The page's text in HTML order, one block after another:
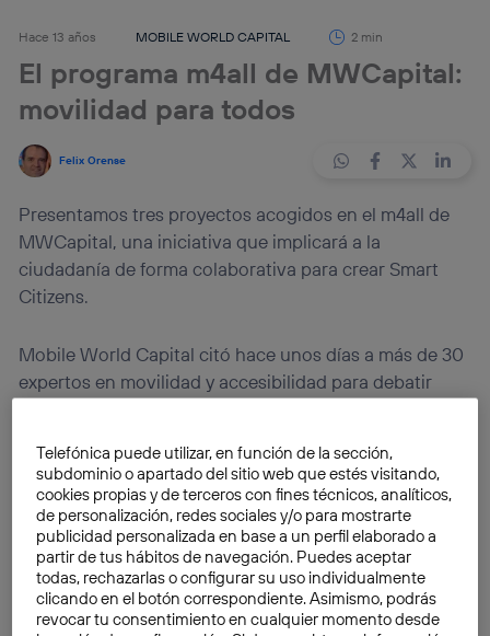
Hace 13 años MOBILE WORLD CAPITAL 2 min
El programa m4all de MWCapital:
movilidad para todos
Felix Orense
Presentamos tres proyectos acogidos en el m4all de
MWCapital, una iniciativa que implicará a la
ciudadanía de forma colaborativa para crear Smart
Citizens.
Mobile World Capital citó hace unos días a más de 30
expertos en movilidad y accesibilidad para debatir
necesidades y demandas del sector. El objetivo es la
normalización y no discriminación tecnológica, así
como facilitar la igualdad de oportunidades, creando
diseños accesibles en origen. El evento ha sido la
primera muestra abierta del centro de competencias
m4all de MWCapital, dirigido porLluís Miret, y que
tiene como objetivo facilitar que las tecnologías y
Telefónica puede utilizar, en función de la sección,
subdominio o apartado del sitio web que estés visitando,
cookies propias y de terceros con fines técnicos, analíticos,
de personalización, redes sociales y/o para mostrarte
publicidad personalizada en base a un perfil elaborado a
partir de tus hábitos de navegación. Puedes aceptar
todas, rechazarlas o configurar su uso individualmente
clicando en el botón correspondiente. Asimismo, podrás
revocar tu consentimiento en cualquier momento desde